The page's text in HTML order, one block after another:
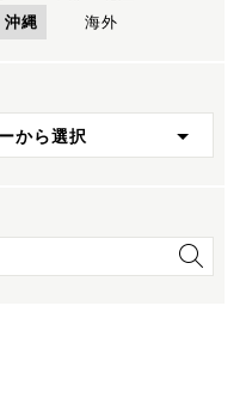
沖縄 海外
から選択